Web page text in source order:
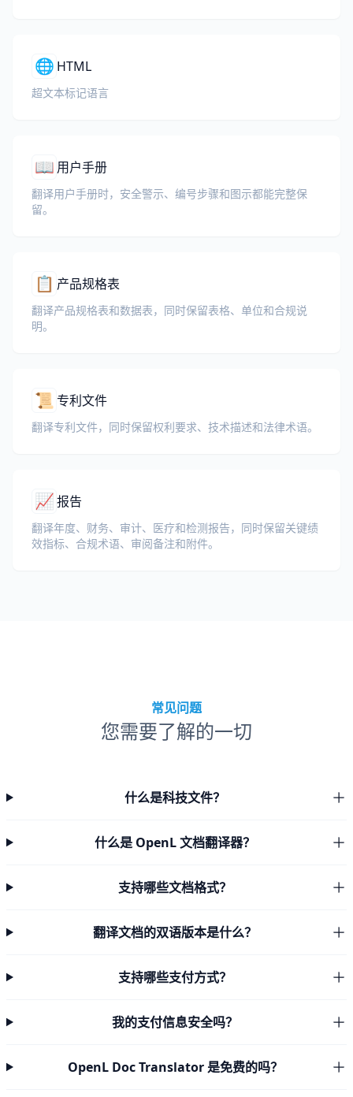
🌐 HTML
超文本标记语言
📖 用户手册
翻译用户手册时，安全警示、编号步骤和图示都能完整保
留。
📋 产品规格表
翻译产品规格表和数据表，同时保留表格、单位和合规说
明。
📜 专利文件
翻译专利文件，同时保留权利要求、技术描述和法律术语。
📈报告
翻译年度、财务、审计、医疗和检测报告，同时保留关键绩
效指标、合规术语、审阅备注和附件。
常见问题
您需要了解的一切
什么是科技文件？
什么是 OpenL 文档翻译器？
支持哪些文档格式？
翻译文档的双语版本是什么？
支持哪些支付方式？
我的支付信息安全吗？
OpenL Doc Translator 是免费的吗？